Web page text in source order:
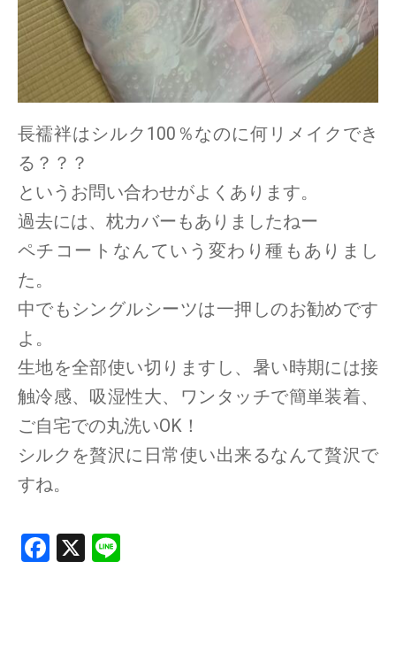
長襦袢はシルク100％なのに何リメイクでき
る？？？
というお問い合わせがよくあります。
過去には、枕カバーもありましたねー
ペチコートなんていう変わり種もありまし
た。
中でもシングルシーツは一押しのお勧めです
よ。
生地を全部使い切りますし、暑い時期には接
触冷感、吸湿性大、ワンタッチで簡単装着、
ご自宅での丸洗いOK！
シルクを贅沢に日常使い出来るなんて贅沢で
すね。
F
X